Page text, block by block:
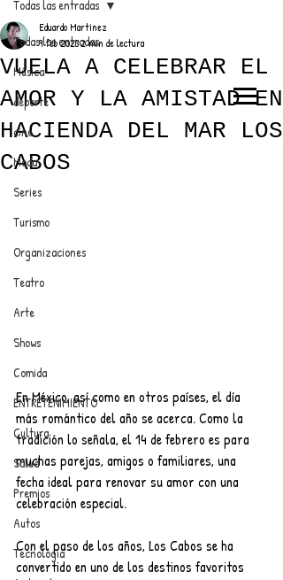
ANUNCIATE CON NOSOTROS
PARA MÁS INFORMACIÓN:
dinamicaseltrendytop@gmail.com
EL TRENDY TOP
CON EDDY MARTINEZ
Todas las entradas
Música
deporte
cine
Moda
Series
Turismo
Organizaciones
Teatro
Arte
Shows
Comida
ENTRETENIMIENTO
Cultura
Salud
Premios
Autos
Tecnología
Todas las entradas
VUELA A CELEBRAR EL
AMOR Y LA AMISTAD EN
HACIENDA DEL MAR LOS
CABOS
Eduardo Martínez
9 feb 20232 min de lectura
En México, así como en otros países, el día
más romántico del año se acerca. Como la
tradición lo señala, el 14 de febrero es para
muchas parejas, amigos o familiares, una
fecha ideal para renovar su amor con una
celebración especial.
Con el paso de los años, Los Cabos se ha
convertido en uno de los destinos favoritos